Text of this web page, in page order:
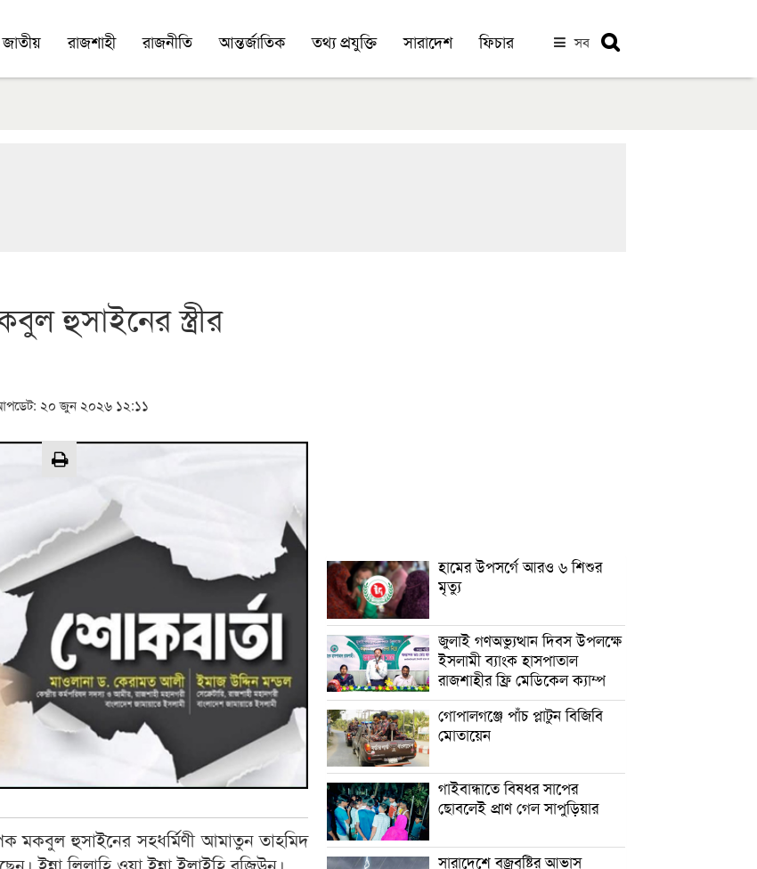
জাতীয় রাজশাহী রাজনীতি আন্তর্জাতিক তথ্য প্রযুক্তি সারাদেশ ফিচার সব
হুসাইনের স্ত্রীর
২০ জুন ২০২৬ ১২:১১
মকবুল হুসাইনের সহধর্মিণী আমাতুন তাহমিদ
হামের উপসর্গে আরও ৬ শিশুর
মৃত্যু
জুলাই গণঅভ্যুত্থান দিবস উপলক্ষে
ইসলামী ব্যাংক হাসপাতাল
রাজশাহীর ফ্রি মেডিকেল ক্যাম্প
গোপালগঞ্জে পাঁচ প্লাটুন বিজিবি
মোতায়েন
গাইবান্ধাতে বিষধর সাপের
ছোবলেই প্রাণ গেল সাপুড়িয়ার
সারাদেশে বজ্রবৃষ্টির আভাস